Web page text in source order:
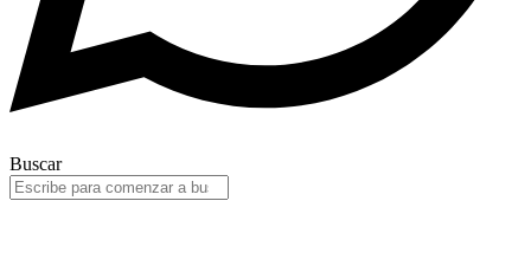
Buscar